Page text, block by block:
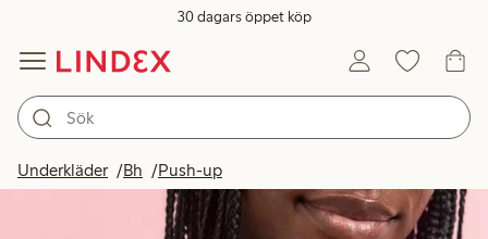
30 dagars öppet köp
Underkläder Bh Push-up